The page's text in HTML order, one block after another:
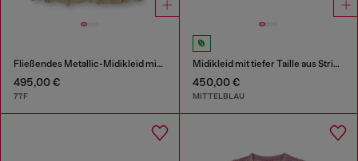
Fließendes Metallic-Midikleid mit offenem Rücken
495,00 €
77F
Midikleid mit tiefer Taille aus Strick und Denim
450,00 €
MITTELBLAU